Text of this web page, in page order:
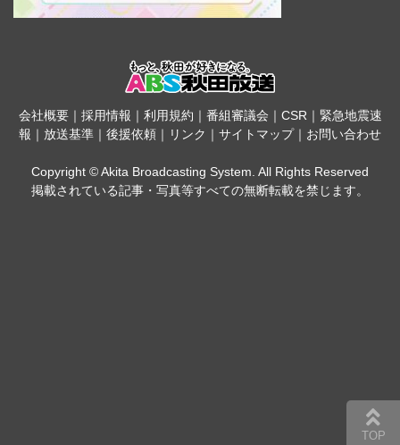
会社概要｜ 採用情報 ｜ 利用規約 ｜ 番組審議会 ｜ CSR｜ 緊急地震速
報 ｜ 放送基準 ｜ 後援依頼 ｜ リンク ｜ サイトマップ｜ お問い合わせ
Copyright © Akita Broadcasting System. All Rights Reserved
掲載されている記事・写真等すべての無断転載を禁じます。